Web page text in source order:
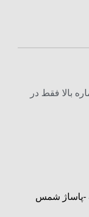
بالا فقط در
-پاساژ شمس